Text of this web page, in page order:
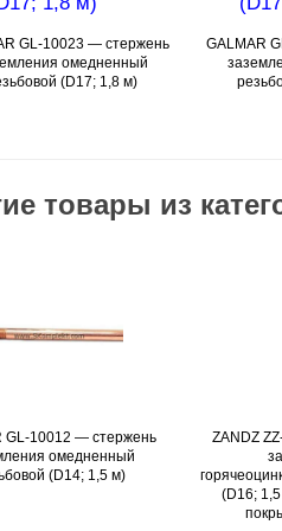
Подробнее
GL-10023 — стержень
омедненный
(D17; 1,8 м)
GALMAR
товары из
Подробнее
GL-10012 — стержень
омедненный
(D14; 1,5 м)
ZANDZ
(D16;